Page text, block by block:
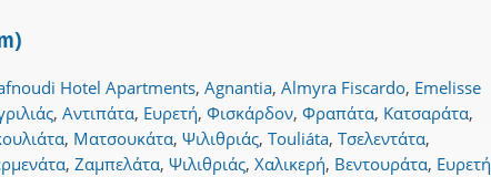
Hotel Apartments, Agnantia, Almyra Fiscardo, Emelisse
, Αντιπάτα, Ευρετή, Φισκάρδον, Φραπάτα, Κατσαράτα,
, Ματσουκάτα, Ψιλιθριάς, Touliáta, Τσελεντάτα,
, Ζαμπελάτα, Ψιλιθριάς, Χαλικερή, Βεντουράτα, Ευρετή